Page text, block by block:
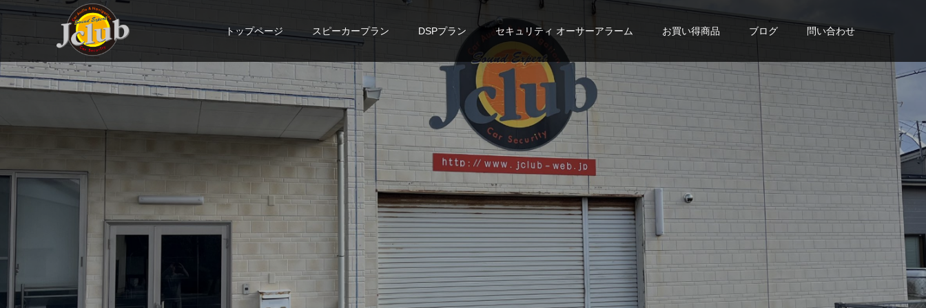
トップページ スピーカープラン DSPプラン セキュリティ オーサーアラーム お買い得商品 ブログ 問い合わせ